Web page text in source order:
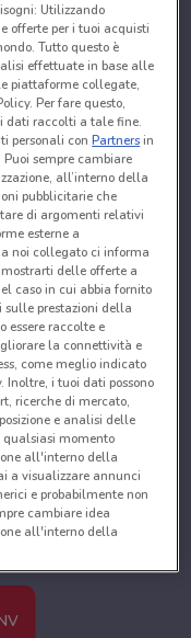
Utilizzando
offerte per i tuoi acquisti
Tutto questo è
effettuate in base alle
piattaforme collegate,
Per fare questo,
dati raccolti a tale fine.
personali conPartnersin
sempre cambiare
all’interno della
pubblicitarie che
di argomenti relativi
esterne a
a noi collegato ci informa
delle offerte a
caso in cui abbia fornito
prestazioni della
essere raccolte e
la connettività e
come meglio indicato
i tuoi dati possono
ricerche di mercato,
e analisi delle
qualsiasi momento
all'interno della
a visualizzare annunci
e probabilmente non
cambiare idea
all'interno della
per fornire:
attiva delle
Archiviare